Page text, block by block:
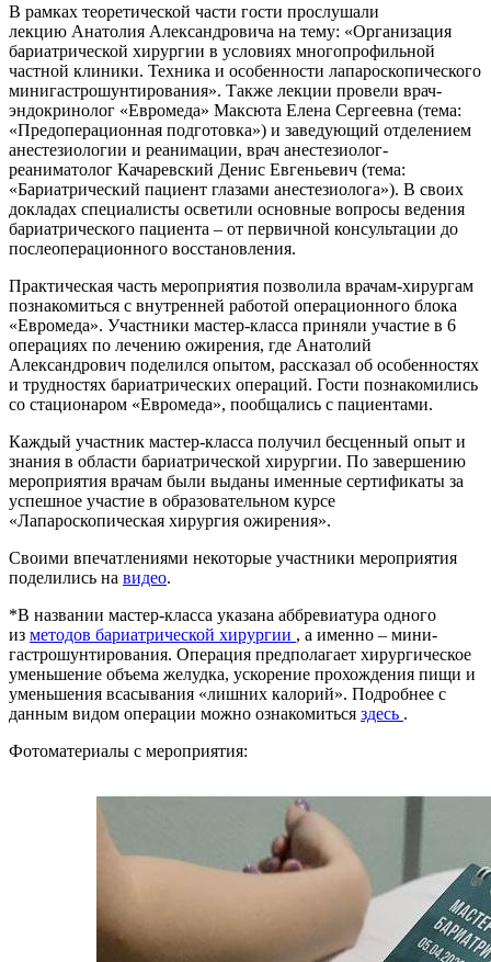
В рамках теоретической части гости прослушали
лекцию Анатолия Александровича на тему: «Организация
бариатрической хирургии в условиях многопрофильной
частной клиники. Техника и особенности лапароскопического
минигастрошунтирования». Также лекции провели врач-
эндокринолог «Евромеда» Максюта Елена Сергеевна (тема:
«Предоперационная подготовка») и заведующий отделением
анестезиологии и реанимации, врач анестезиолог-
реаниматолог Качаревский Денис Евгеньевич (тема:
«Бариатрический пациент глазами анестезиолога»). В своих
докладах специалисты осветили основные вопросы ведения
бариатрического пациента – от первичной консультации до
послеоперационного восстановления.
Практическая часть мероприятия позволила врачам-хирургам
познакомиться с внутренней работой операционного блока
«Евромеда». Участники мастер-класса приняли участие в 6
операциях по лечению ожирения, где Анатолий
Александрович поделился опытом, рассказал об особенностях
и трудностях бариатрических операций. Гости познакомились
со стационаром «Евромеда», пообщались с пациентами.
Каждый участник мастер-класса получил бесценный опыт и
знания в области бариатрической хирургии. По завершению
мероприятия врачам были выданы именные сертификаты за
успешное участие в образовательном курсе
«Лапароскопическая хирургия ожирения».
Своими впечатлениями некоторые участники мероприятия
поделились на видео.
*В названии мастер-класса указана аббревиатура одного
из методов бариатрической хирургии , а именно – мини-
гастрошунтирования. Операция предполагает хирургическое
уменьшение объема желудка, ускорение прохождения пищи и
уменьшения всасывания «лишних калорий». Подробнее с
данным видом операции можно ознакомиться здесь .
Фотоматериалы с мероприятия: